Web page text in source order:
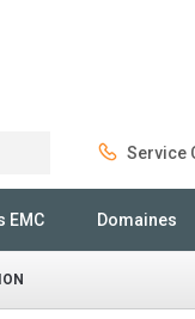
Service
EMC Domaines